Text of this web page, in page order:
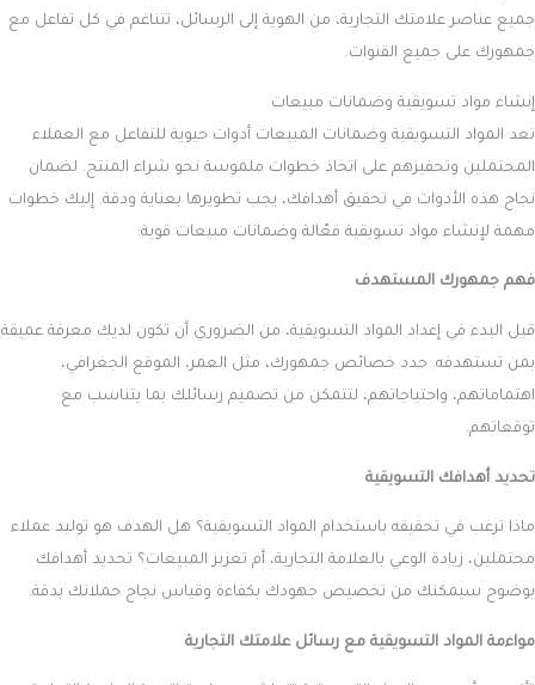
جميع عناصر علامتك التجارية، من الهوية إلى الرسائل، تتناغم في كل تفاعل مع
جمهورك على جميع القنوات.
إنشاء مواد تسويقية وضمانات مبيعات
تعد المواد التسويقية وضمانات المبيعات أدوات حيوية للتفاعل مع العملاء
المحتملين وتحفيزهم على اتخاذ خطوات ملموسة نحو شراء المنتج. لضمان
نجاح هذه الأدوات في تحقيق أهدافك، يجب تطويرها بعناية ودقة. إليك خطوات
مهمة لإنشاء مواد تسويقية فعّالة وضمانات مبيعات قوية:
فهم جمهورك المستهدف
قبل البدء في إعداد المواد التسويقية، من الضروري أن تكون لديك معرفة عميقة
بمن تستهدفه. حدد خصائص جمهورك، مثل العمر، الموقع الجغرافي،
اهتماماتهم، واحتياجاتهم، لتتمكن من تصميم رسائلك بما يتناسب مع
توقعاتهم.
تحديد أهدافك التسويقية
ماذا ترغب في تحقيقه باستخدام المواد التسويقية؟ هل الهدف هو توليد عملاء
محتملين، زيادة الوعي بالعلامة التجارية، أم تعزيز المبيعات؟ تحديد أهدافك
بوضوح سيمكنك من تخصيص جهودك بكفاءة وقياس نجاح حملاتك بدقة.
مواءمة المواد التسويقية مع رسائل علامتك التجارية